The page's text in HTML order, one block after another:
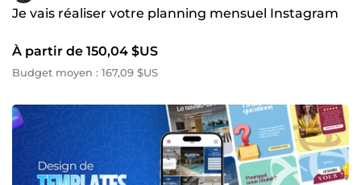
Je vais réaliser votre planning mensuel Instagram
À partir de 150,04 $US
Budget moyen : 167,09 $US